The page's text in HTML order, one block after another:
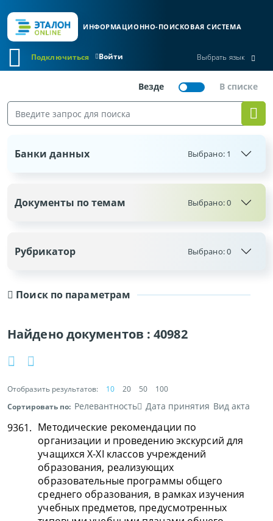
ИНФОРМАЦИОННО-ПОИСКОВАЯ СИСТЕМА
Войти
Подключиться Выбрать язык
Поиск по параметрам
Найдено документов :40982
Отобразить результатов: 10 20 50
100
Сортировать по: Релевантность Дата принятия Вид акта
9361. Методические рекомендации по
организации и проведению экскурсий для
учащихся Х-ХI классов учреждений
образования, реализующих
образовательные программы общего
среднего образования, в рамках изучения
учебных предметов, предусмотренных
Банки данных Выбрано: 1
Документы по темам Выбрано:0
Рубрикатор Выбрано:0